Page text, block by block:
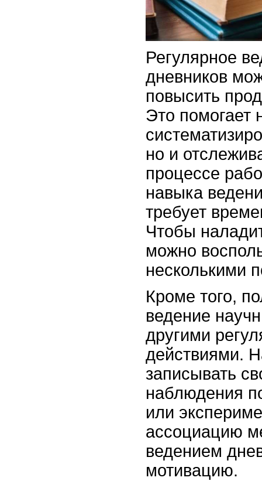
Регулярное
дневников
повысить
Это помогает
но и
процессе
навыка
требует
Чтобы
можно
несколькими
Кроме того,
ведение
другими
действиями.
записывать
наблюдения
или
ассоциацию
ведением
мотивацию.